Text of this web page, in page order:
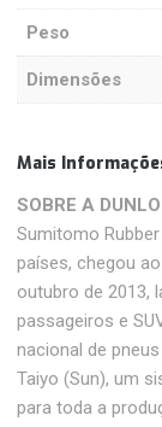
Peso
Dimensões
Mais
SOBRE A
Sumitomo
países, chegou
outubro de 2013,
passageiros e
nacional de
Taiyo (Sun), um
para toda a